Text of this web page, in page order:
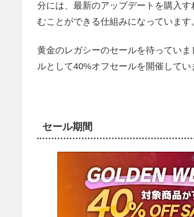
分には、最新のアップデートを購入
むことができる仕組みになっています
黄金のレガシーのセールを待ってい
ルとして40%オフセールを開催して
セール期間